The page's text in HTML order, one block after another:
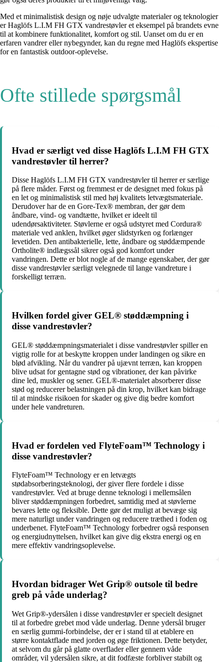
Med et minimalistisk design og nøje udvalgte materialer og teknologier
er Haglöfs L.I.M FH GTX vandrestøvler et eksempel på brandets evne
til at kombinere funktionalitet, komfort og stil. Uanset om du er en
erfaren vandrer eller nybegynder, kan du regne med Haglöfs ekspertise
for en fantastisk outdoor-oplevelse.
Ofte stillede spørgsmål
Hvad er særligt ved disse Haglöfs L.I.M FH GTX
vandrestøvler til herrer?
Disse Haglöfs L.I.M FH GTX vandrestøvler til herrer er særlige
på flere måder. Først og fremmest er de designet med fokus på
en let og minimalistisk stil med høj kvalitets letvægtsmateriale.
Derudover har de en Gore-Tex® membran, der gør dem
åndbare, vind- og vandtætte, hvilket er ideelt til
udendørsaktiviteter. Støvlerne er også udstyret med Cordura®
materiale ved anklen, hvilket øger slidstyrken og forlænger
levetiden. Den antibakterielle, lette, åndbare og støddæmpende
Ortholite® indlægssål sikrer også god komfort under
vandringen. Dette er blot nogle af de mange egenskaber, der gør
disse vandrestøvler særligt velegnede til lange vandreture i
forskelligt terræn.
Hvilken fordel giver GEL® støddæmpning i
disse vandrestøvler?
GEL® støddæmpningsmaterialet i disse vandrestøvler spiller en
vigtig rolle for at beskytte kroppen under landingen og sikre en
blød afvikling. Når du vandrer på ujævnt terræn, kan kroppen
blive udsat for gentagne stød og vibrationer, der kan påvirke
dine led, muskler og sener. GEL®-materialet absorberer disse
stød og reducerer belastningen på din krop, hvilket kan bidrage
til at mindske risikoen for skader og give dig bedre komfort
under hele vandreturen.
Hvad er fordelen ved FlyteFoam™ Technology i
disse vandrestøvler?
FlyteFoam™ Technology er en letvægts
stødabsorberingsteknologi, der giver flere fordele i disse
vandrestøvler. Ved at bruge denne teknologi i mellemsålen
bliver støddæmpningen forbedret, samtidig med at støvlerne
bevares lette og fleksible. Dette gør det muligt at bevæge sig
mere naturligt under vandringen og reducere træthed i foden og
underbenet. FlyteFoam™ Technology forbedrer også responsen
og energiudnyttelsen, hvilket kan give dig ekstra energi og en
mere effektiv vandringsoplevelse.
Hvordan bidrager Wet Grip® outsole til bedre
greb på våde underlag?
Wet Grip®-ydersålen i disse vandrestøvler er specielt designet
til at forbedre grebet mod våde underlag. Denne ydersål bruger
en særlig gummi-forbindelse, der er i stand til at etablere en
større kontaktflade med jorden og øge friktionen. Dette betyder,
at selvom du går på glatte overflader eller gennem våde
områder, vil ydersålen sikre, at dit fodfæste forbliver stabilt og